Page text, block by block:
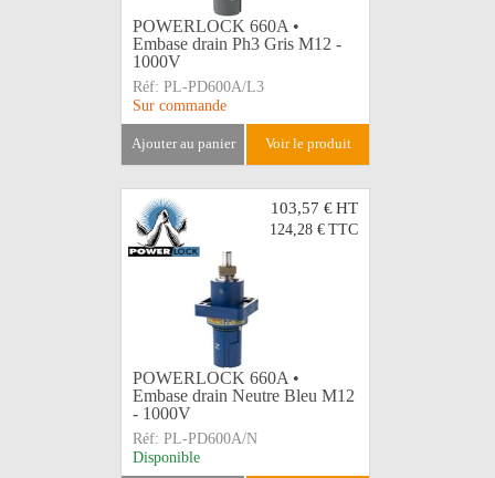
POWERLOCK 660A •
Embase drain Ph3 Gris M12 -
1000V
Réf: PL-PD600A/L3
Sur commande
ajouter au panier voir le produit
103,57 €HT
124,28 € TTC
POWERLOCK 660A •
Embase drain Neutre Bleu M12
- 1000V
Réf: PL-PD600A/N
Disponible